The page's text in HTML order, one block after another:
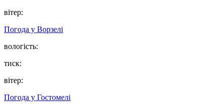
вітер:
Погода у Ворзелі
вологість:
тиск:
вітер:
Погода у Гостомелі